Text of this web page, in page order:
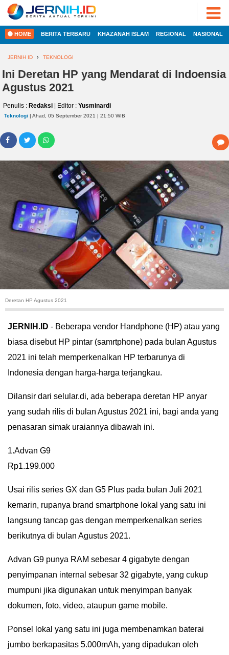
HOME
REGIONAL
NASIONAL
INTERNASIONAL
EKOBIS
POLITIK
HUKUM
KRIMINAL
TEKNOLOGI
OTOMOTIF
OLAHRAGA
HIBURAN
GALLERY
DEPTH
OPINI
INFOGRAFIS
ADVERTORIAL
INDEKS
ADVERTORIAL
FOTO
VIDEO
PESONA
JAMBI
PESONA
PESONA
CAKRAWALA
PROPERTY
LIFESTYLE
ENTREPRENEURSHIP
2022
JERNIH.ID
•
Developed
HOME BERITA TERBARU KHAZANAH ISLAM REGIONAL NASIONAL
JERNIH ID TEKNOLOGI
Ini Deretan HP yang Mendarat di Indoensia
Agustus 2021
Penulis : Redaksi | Editor : Yusminardi
Teknologi | Ahad, 05 September 2021 | 21:50 WIB
Deretan HP Agustus 2021
JERNIH.ID - Beberapa vendor Handphone (HP) atau yang
biasa disebut HP pintar (samrtphone) pada bulan Agustus
2021 ini telah memperkenalkan HP terbarunya di
Indonesia dengan harga-harga terjangkau.
Dilansir dari selular.di, ada beberapa deretan HP anyar
yang sudah rilis di bulan Agustus 2021 ini, bagi anda yang
penasaran simak uraiannya dibawah ini.
1.Advan G9
Rp1.199.000
Usai rilis series GX dan G5 Plus pada bulan Juli 2021
kemarin, rupanya brand smartphone lokal yang satu ini
langsung tancap gas dengan memperkenalkan series
berikutnya di bulan Agustus 2021.
Advan G9 punya RAM sebesar 4 gigabyte dengan
penyimpanan internal sebesar 32 gigabyte, yang cukup
mumpuni jika digunakan untuk menyimpan banyak
dokumen, foto, video, ataupun game mobile.
Ponsel lokal yang satu ini juga membenamkan baterai
jumbo berkapasitas 5.000mAh, yang dipadukan oleh